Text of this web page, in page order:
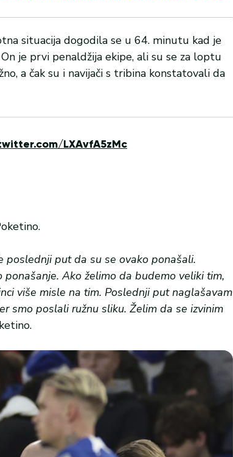
situacija dogodila se u 64. minutu kad je
je prvi penaldžija ekipe, ali su se za loptu
a čak su i navijači s tribina konstatovali da
LXAvfA5zMc
poslednji put da su se ovako ponašali.
Ako želimo da budemo veliki tim,
više misle na tim. Poslednji put naglašavam
smo poslali ružnu sliku. Želim da se izvinim